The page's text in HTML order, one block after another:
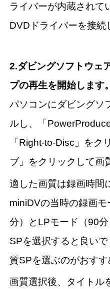
ライバーが内蔵されて
DVDドライバーを接続
2.ダビングソフトウェ
プの再生を開始します。
パソコンにダビングソ
ルし、「
「Right-to-Disc」をク
ブ」をクリックして画
適した画質は録画時間
miniDVの当時の録画
分）とLPモード（90
SPを選択すると良い
質SPを選ぶのがおすす
画質選択後、タイトル